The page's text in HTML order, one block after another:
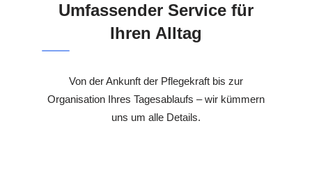
Umfassender Service für
Ihren Alltag
Von der Ankunft der Pflegekraft bis zur
Organisation Ihres Tagesablaufs – wir kümmern
uns um alle Details.